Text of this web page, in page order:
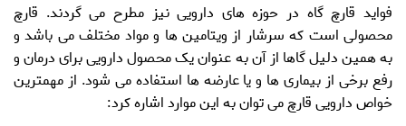
فواید قارچ گاه در حوزه های دارویی نیز مطرح می گردند. قارچ
محصولی است که سرشار از ویتامین ها و مواد مختلف می باشد و
به همین دلیل گاها از آن به عنوان یک محصول دارویی برای درمان و
رفع برخی از بیماری ها و یا عارضه ها استفاده می شود. از مهمترین
خواص دارویی قارچمی توان به این موارد اشاره کرد: